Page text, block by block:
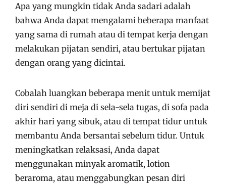
Apa yang mungkin tidak Anda sadari adalah
bahwa Anda dapat mengalami beberapa manfaat
yang sama di rumah atau di tempat kerja dengan
melakukan pijatan sendiri, atau bertukar pijatan
dengan orang yang dicintai.
Cobalah luangkan beberapa menit untuk memijat
diri sendiri di meja di sela-sela tugas, di sofa pada
akhir hari yang sibuk, atau di tempat tidur untuk
membantu Anda bersantai sebelum tidur. Untuk
meningkatkan relaksasi, Anda dapat
menggunakan minyak aromatik, lotion
beraroma, atau menggabungkan pesan diri